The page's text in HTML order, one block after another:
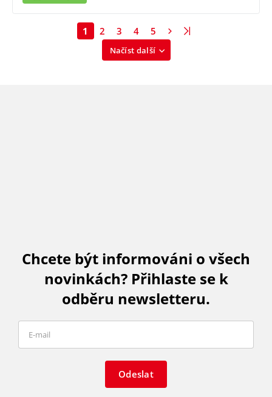
Načíst další
1 2 3 4 5
Chcete být informováni o všech
novinkách? Přihlaste se k
odběru newsletteru.
Odeslat